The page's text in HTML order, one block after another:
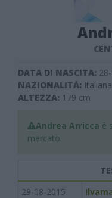
DATA DI NASCITA:
NAZIONALITÀ: Italiana
ALTEZZA: 179 cm
Andrea Arricca è
mercato.
29-08-2015